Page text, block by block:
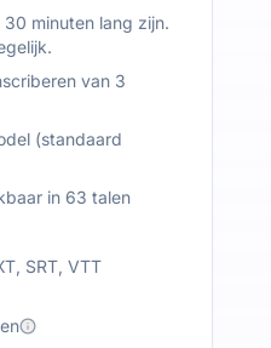
minuten lang zijn.
van 3
(standaard
in 63 talen
SRT, VTT